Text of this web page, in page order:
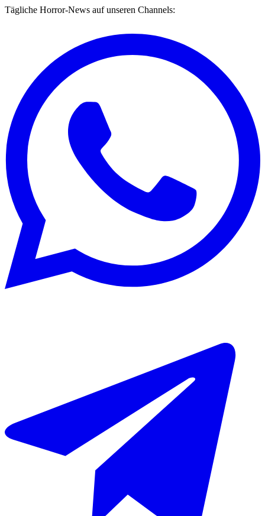
Tägliche Horror-News auf unseren Channels: